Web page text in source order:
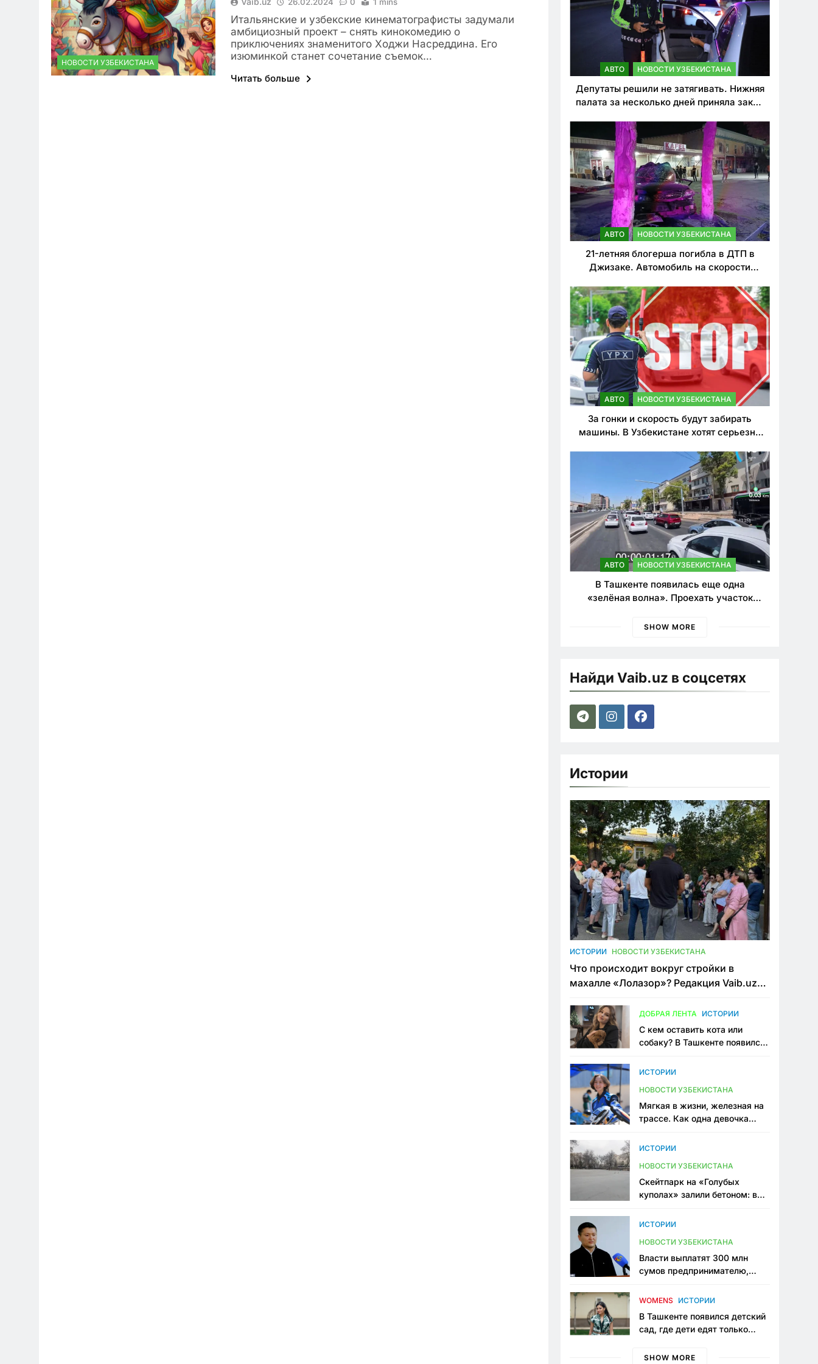
НОВОСТИ УЗБЕКИСТАНА
Итальянские и узбекские кинематографисты задумали
амбициозный проект – снять кинокомедию о
приключениях знаменитого Ходжи Насреддина. Его
изюминкой станет сочетание съемок…
Читать больше
АВТО НОВОСТИ УЗБЕКИСТАНА
Депутаты решили не затягивать. Нижняя
палата за несколько дней приняла закон
нарушителей ПДД
АВТО НОВОСТИ УЗБЕКИСТАНА
21-летняя блогерша погибла в ДТП в
Джизаке. Автомобиль на скорости
АВТО НОВОСТИ УЗБЕКИСТАНА
За гонки и скорость будут забирать
машины. В Узбекистане хотят серьезно
АВТО НОВОСТИ УЗБЕКИСТАНА
В Ташкенте появилась еще одна
«зелёная волна». Проехать участок
SHOW MORE
Найди Vaib.uz в соцсетях
Истории
ИСТОРИИ НОВОСТИ УЗБЕКИСТАНА
Что происходит вокруг стройки в
махалле «Лолазор»? Редакция Vaib.uz
конфликта
ДОБРАЯ ЛЕНТА ИСТОРИИ
С кем оставить кота или
собаку? В Ташкенте появился
ИСТОРИИ
НОВОСТИ УЗБЕКИСТАНА
Мягкая в жизни, железная на
трассе. Как одна девочка
Узбекистане
ИСТОРИИ
НОВОСТИ УЗБЕКИСТАНА
Скейтпарк на «Голубых
куполах» залили бетоном: в
одно общественное
ИСТОРИИ
НОВОСТИ УЗБЕКИСТАНА
Власти выплатят 300 млн
сумов предпринимателю,
тюрьме по незаконному
WOMENS ИСТОРИИ
В Ташкенте появился детский
сад, где дети едят только
мама, которая устала просить
SHOW MORE